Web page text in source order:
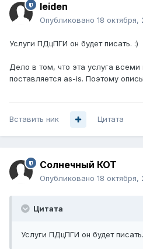
leiden
Опубликовано 18 октября,
Услуги ПДцПГИ он будет писать. :)
Дело в том, что эта услуга
поставляется as-is. Поэтому
Вставить ник Цитата
Солнечный КОТ
Опубликовано 18 октября,
Цитата
Услуги ПДцПГИ он будет